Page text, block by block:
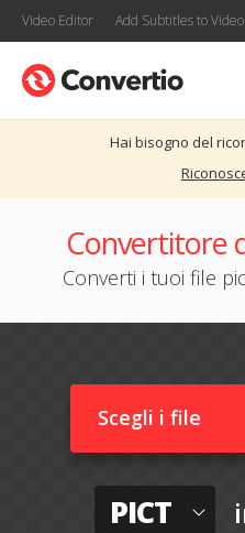
Video Editor Add Subtitles to Video
Hai bisogno del
Convertitore
Converti i tuoi file
Scegli i file
PICT